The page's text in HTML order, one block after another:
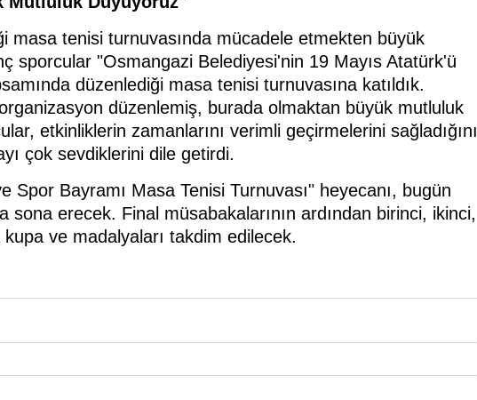
masa tenisi turnuvasında mücadele etmekten büyük
sporcular "Osmangazi Belediyesi'nin 19 Mayıs Atatürk'ü
düzenlediği masa tenisi turnuvasına katıldık.
düzenlemiş, burada olmaktan büyük mutluluk
etkinliklerin zamanlarını verimli geçirmelerini sağladığını
çok sevdiklerini dile getirdi.
Spor Bayramı Masa Tenisi Turnuvası" heyecanı, bugün
sona erecek. Final müsabakalarının ardından birinci, ikinci,
ve madalyaları takdim edilecek.